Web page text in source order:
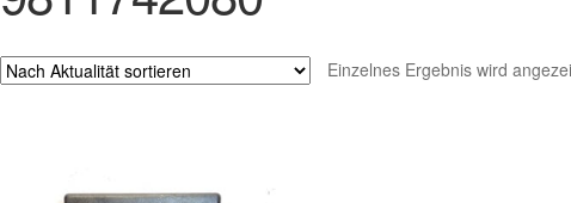
Einzelnes Ergebnis wird